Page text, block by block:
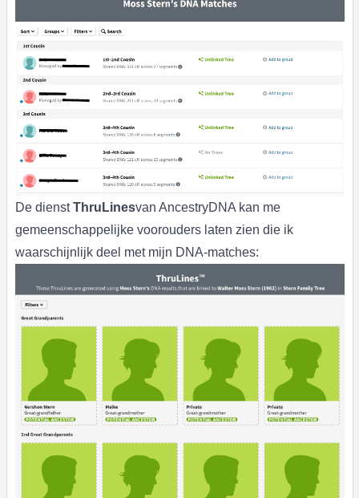
De dienstThruLinesvan AncestryDNA kan me
gemeenschappelijke voorouders laten zien die ik
waarschijnlijk deel met mijn DNA-matches: